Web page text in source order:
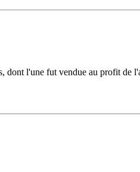
dont l'une fut vendue au profit de